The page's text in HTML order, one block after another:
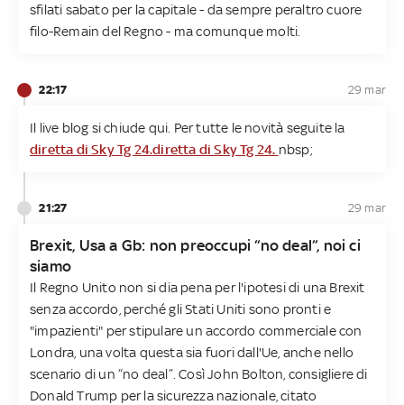
sfilati sabato per la capitale - da sempre peraltro cuore
filo-Remain del Regno - ma comunque molti.
22:17 29 mar
Il live blog si chiude qui. Per tutte le novità seguite la
diretta di Sky Tg 24.diretta di Sky Tg 24. nbsp;
21:27 29 mar
Brexit, Usa a Gb: non preoccupi “no deal”, noi ci
siamo
Il Regno Unito non si dia pena per l'ipotesi di una Brexit
senza accordo, perché gli Stati Uniti sono pronti e
"impazienti" per stipulare un accordo commerciale con
Londra, una volta questa sia fuori dall'Ue, anche nello
scenario di un “no deal”. Così John Bolton, consigliere di
Donald Trump per la sicurezza nazionale, citato